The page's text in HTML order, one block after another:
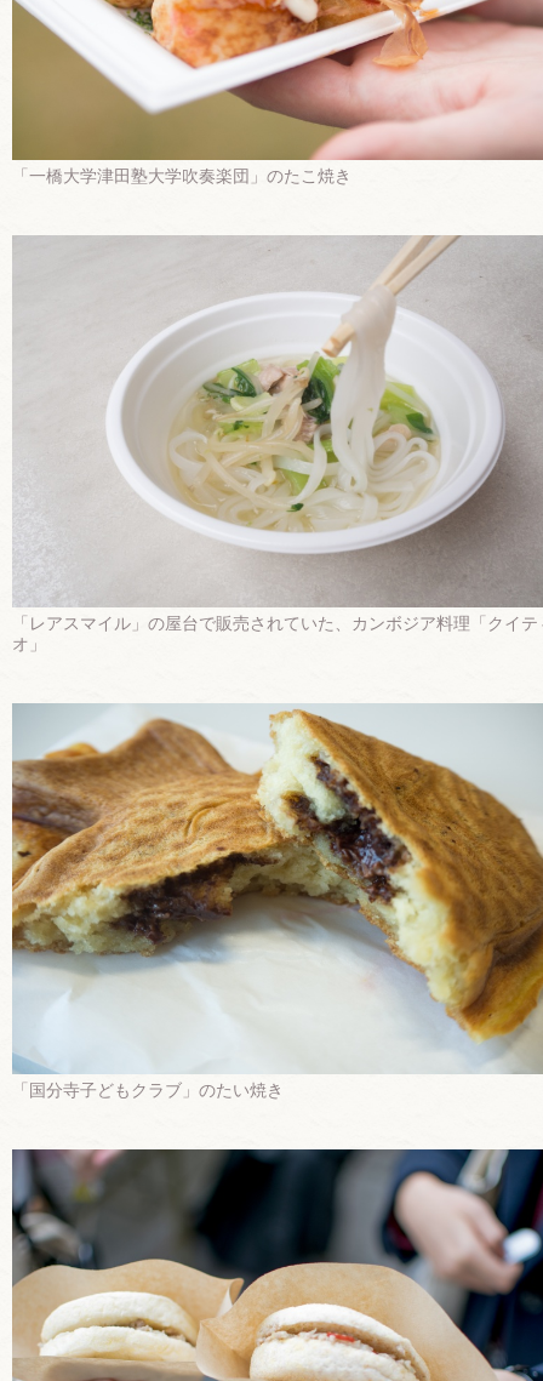
「一橋大学津田塾大学吹奏楽団」のたこ焼き
「レアスマイル」の屋台で販売されていた、カンボジア料理「クイテ
オ」
「国分寺子どもクラブ」のたい焼き